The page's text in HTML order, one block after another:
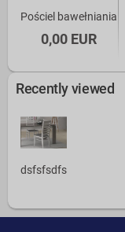
Pościel bawełniania
0,00 EUR
Recently viewed
dsfsfsdfs